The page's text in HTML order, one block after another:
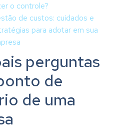
o controle?
de custos: cuidados e
para adotar em sua
perguntas
de
de uma